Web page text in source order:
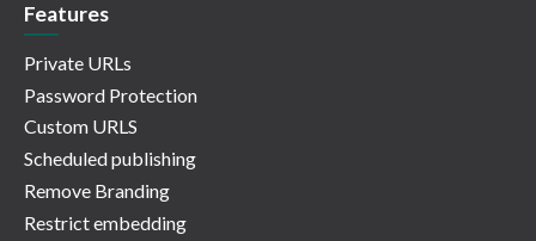
Features
Private URLs
Password Protection
Custom URLS
Scheduled publishing
Remove Branding
Restrict embedding